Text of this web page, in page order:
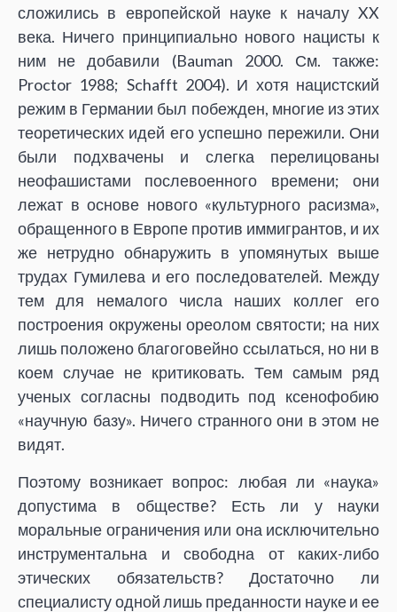
сложились в европейской науке к началу XX
века. Ничего принципиально нового нацисты к
ним не добавили (Bauman 2000. См. также:
Proctor 1988; Schafft 2004). И хотя нацистский
режим в Германии был побежден, многие из этих
теоретических идей его успешно пережили. Они
были подхвачены и слегка перелицованы
неофашистами послевоенного времени; они
лежат в основе нового «культурного расизма»,
обращенного в Европе против иммигрантов, и их
же нетрудно обнаружить в упомянутых выше
трудах Гумилева и его последователей. Между
тем для немалого числа наших коллег его
построения окружены ореолом святости; на них
лишь положено благоговейно ссылаться, но ни в
коем случае не критиковать. Тем самым ряд
ученых согласны подводить под ксенофобию
«научную базу». Ничего странного они в этом не
видят.
Поэтому возникает вопрос: любая ли «наука»
допустима в обществе? Есть ли у науки
моральные ограничения или она исключительно
инструментальна и свободна от каких-либо
этических обязательств? Достаточно ли
специалисту одной лишь преданности науке и ее